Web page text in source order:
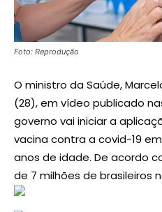
Foto: Reprodução
O ministro da Saúde,
(28), em vídeo publicado
governo vai iniciar a
vacina contra a covid-19
anos de idade. De acordo
de 7 milhões de brasileiros